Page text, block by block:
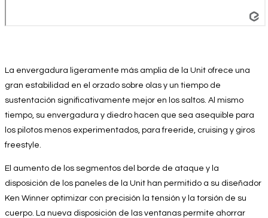
La envergadura ligeramente más amplia de la Unit ofrece una
gran estabilidad en el orzado sobre olas y un tiempo de
sustentación significativamente mejor en los saltos. Al mismo
tiempo, su envergadura y diedro hacen que sea asequible para
los pilotos menos experimentados, para freeride, cruising y giros
freestyle.
El aumento de los segmentos del borde de ataque y la
disposición de los paneles de la Unit han permitido a su diseñador
Ken Winner optimizar con precisión la tensión y la torsión de su
cuerpo. La nueva disposición de las ventanas permite ahorrar